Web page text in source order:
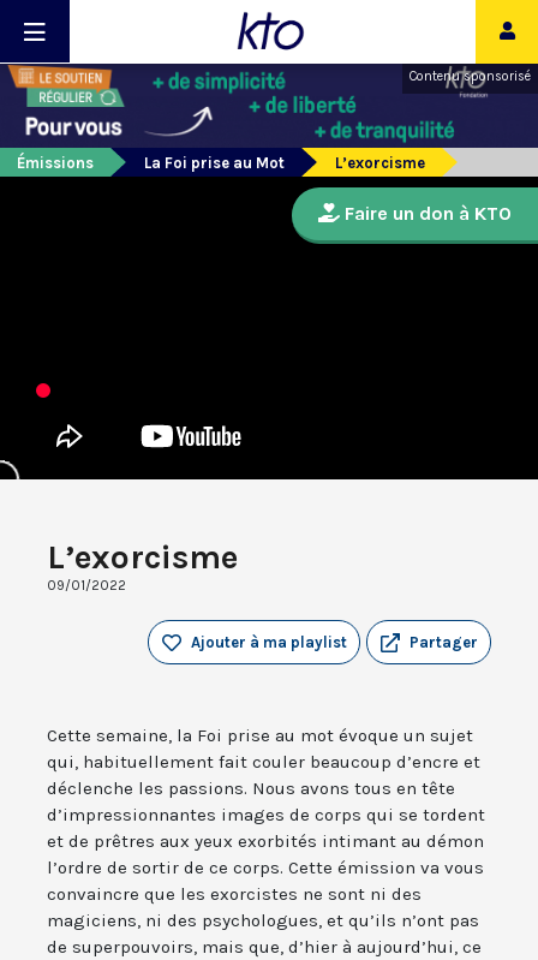
Contenu sponsorisé
Émissions La Foi prise au Mot L’exorcisme
L’exorcisme
09/01/2022
Partager
Ajouter à ma playlist
Cette semaine, la Foi prise au mot évoque un sujet
qui, habituellement fait couler beaucoup d’encre et
déclenche les passions. Nous avons tous en tête
d’impressionnantes images de corps qui se tordent
et de prêtres aux yeux exorbités intimant au démon
l’ordre de sortir de ce corps. Cette émission va vous
convaincre que les exorcistes ne sont ni des
magiciens, ni des psychologues, et qu’ils n’ont pas
de superpouvoirs, mais que, d’hier à aujourd’hui, ce
Faire un don à KTO